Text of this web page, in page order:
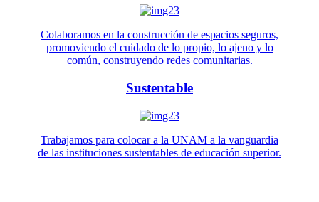
Colaboramos en la construcción de espacios seguros,
promoviendo el cuidado de lo propio, lo ajeno y lo
común, construyendo redes comunitarias.
Sustentable
Trabajamos para colocar a la UNAM a la vanguardia
de las instituciones sustentables de educación superior.